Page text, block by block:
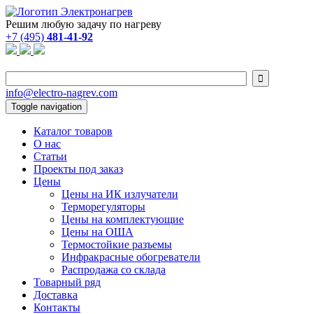
Решим любую задачу по нагреву
+7 (495) 481-41-92

info@electro-nagrev.com
Toggle navigation
Каталог товаров
О нас
Статьи
Проекты под заказ
Цены
Цены на ИК излучатели
Терморегуляторы
Цены на комплектующие
Цены на ОША
Термостойкие разъемы
Инфракрасные обогреватели
Распродажа со склада
Товарный ряд
Доставка
Контакты